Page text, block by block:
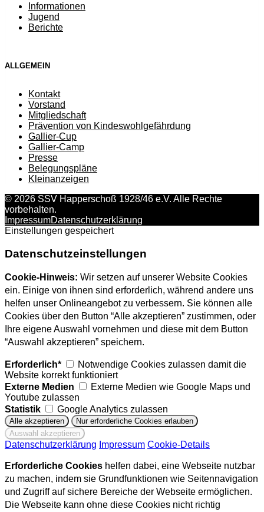
Informationen
Jugend
Berichte
ALLGEMEIN
Kontakt
Vorstand
Mitgliedschaft
Prävention von Kindeswohlgefährdung
Gallier-Cup
Gallier-Camp
Presse
Belegungspläne
Kleinanzeigen
© 2026 SSV Happerschoß 1928/46 e.V. Alle Rechte
vorbehalten.
ImpressumDatenschutzerklärung
Einstellungen gespeichert
Datenschutzeinstellungen
Cookie-Hinweis: Wir setzen auf unserer Website Cookies
ein. Einige von ihnen sind erforderlich, während andere uns
helfen unser Onlineangebot zu verbessern. Sie können alle
Cookies über den Button “Alle akzeptieren” zustimmen, oder
Ihre eigene Auswahl vornehmen und diese mit dem Button
“Auswahl akzeptieren” speichern.
Erforderlich*
Notwendige Cookies zulassen damit die
Website korrekt funktioniert
Externe Medien
Externe Medien wie Google Maps und
Youtube zulassen
Statistik
Google Analytics zulassen
Datenschutzerklärung Impressum Cookie-Details
Erforderliche Cookies helfen dabei, eine Webseite nutzbar
zu machen, indem sie Grundfunktionen wie Seitennavigation
und Zugriff auf sichere Bereiche der Webseite ermöglichen.
Die Webseite kann ohne diese Cookies nicht richtig